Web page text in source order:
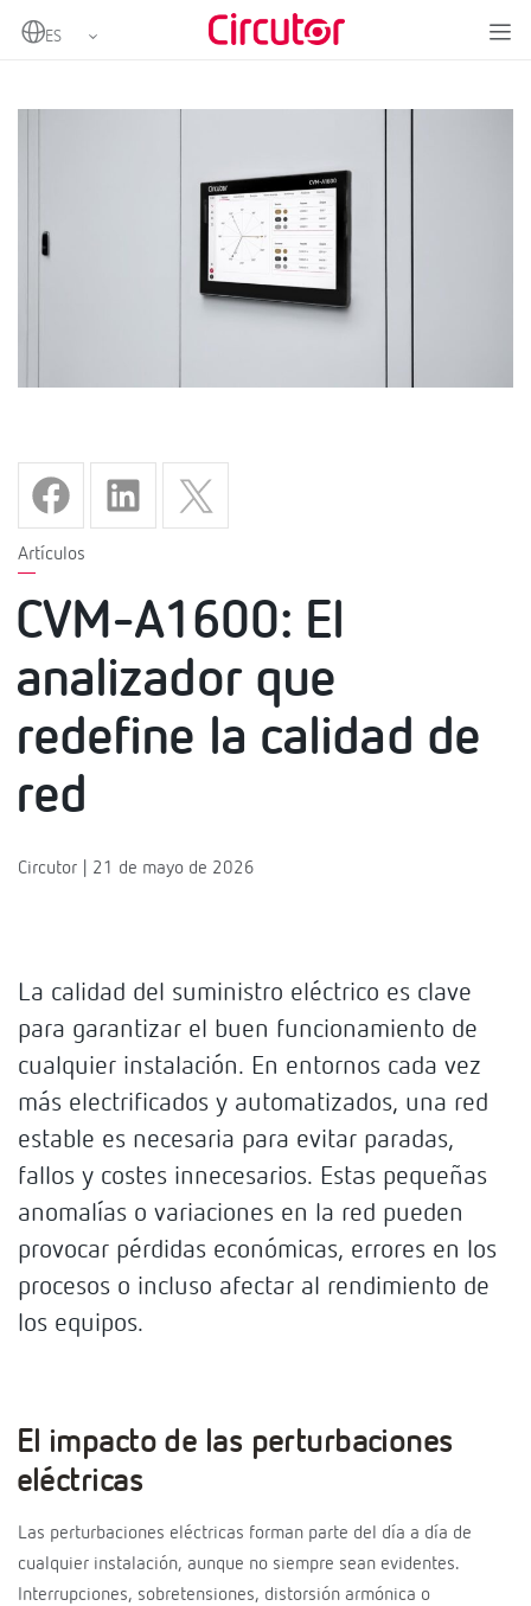
Home CVM-A1600: El analizador que redefine la calidad de red
Artículos
CVM-A1600: El
analizador que
redefine la calidad de
red
Circutor | 21 de mayo de 2026
La calidad del suministro eléctrico es clave
para garantizar el buen funcionamiento de
cualquier instalación. En entornos cada vez
más electrificados y automatizados, una red
estable es necesaria para evitar paradas,
fallos y costes innecesarios. Estas pequeñas
anomalías o variaciones en la red pueden
provocar pérdidas económicas, errores en los
procesos o incluso afectar al rendimiento de
los equipos.
El impacto de las perturbaciones
eléctricas
Las perturbaciones eléctricas forman parte del día a día de
cualquier instalación, aunque no siempre sean evidentes.
Interrupciones, sobretensiones, distorsión armónica o